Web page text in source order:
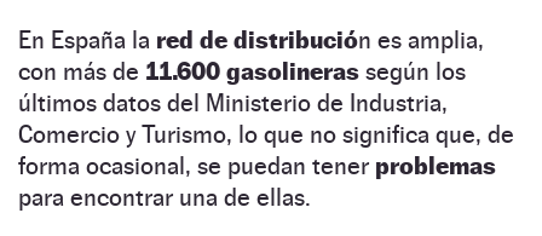
En España la red de distribución es amplia,
con más de 11.600 gasolineras según los
últimos datos del Ministerio de Industria,
Comercio y Turismo, lo que no significa que, de
forma ocasional, se puedan tener problemas
para encontrar una de ellas.